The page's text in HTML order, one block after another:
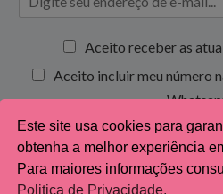
x
s
d
e
s
Aceito receber as
Aceito incluir meu número
Este site usa cookies para
obtenha a melhor experiência
Para maiores informações
Politica de Privacidade.